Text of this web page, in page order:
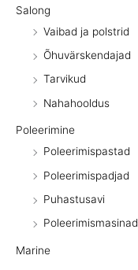
Salong
Vaibad ja polstrid
Õhuvärskendajad
Tarvikud
Nahahooldus
Poleerimine
Poleerimispastad
Poleerimispadjad
Puhastusavi
Poleerimismasinad
Marine